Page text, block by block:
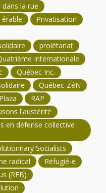
dans la rue
Privatisation
prolétariat
Internationale
Québec Inc.
Québec-ZéN
RAP
l'austérité
en défense collective
Socialists
radical
Réfugié-e
(REB)